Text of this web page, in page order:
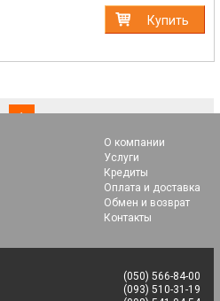
Купить
1(current)
О компании
Услуги
Кредиты
Оплата и доставка
Обмен и возврат
Контакты
(050) 566-84-00
(093) 510-31-19